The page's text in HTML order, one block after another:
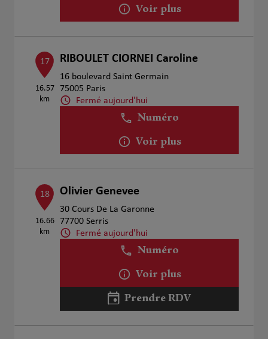
Voir plus
17
16.57
km
RIBOULET CIORNEI Caroline
16 boulevard Saint Germain
75005 Paris
Fermé aujourd'hui
Numéro
Voir plus
18
16.66
km
Olivier Genevee
30 Cours De La Garonne
77700 Serris
Fermé aujourd'hui
Numéro
Voir plus
Prendre RDV